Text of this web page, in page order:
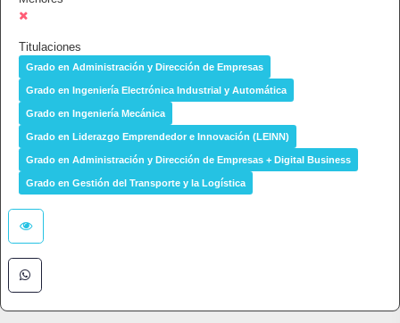
Titulaciones
Grado en Administración y Dirección de Empresas
Grado en Ingeniería Electrónica Industrial y Automática
Grado en Ingeniería Mecánica
Grado en Liderazgo Emprendedor e Innovación (LEINN)
Grado en Administración y Dirección de Empresas + Digital Business
Grado en Gestión del Transporte y la Logística